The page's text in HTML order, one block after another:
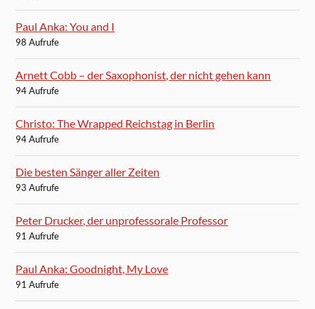
Paul Anka: You and I
98 Aufrufe
Arnett Cobb – der Saxophonist, der nicht gehen kann
94 Aufrufe
Christo: The Wrapped Reichstag in Berlin
94 Aufrufe
Die besten Sänger aller Zeiten
93 Aufrufe
Peter Drucker, der unprofessorale Professor
91 Aufrufe
Paul Anka: Goodnight, My Love
91 Aufrufe